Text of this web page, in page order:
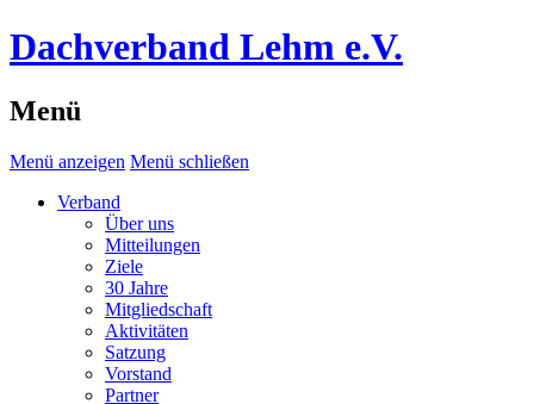
Dachverband Lehm e.V.
Menü
Menü anzeigen Menü schließen
Verband
Über uns
Mitteilungen
Ziele
30 Jahre
Mitgliedschaft
Aktivitäten
Satzung
Vorstand
Partner